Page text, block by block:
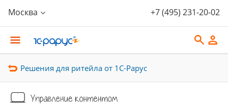
Москва +7 (495) 231-20-02
Решения для ритейла от 1С-Рарус